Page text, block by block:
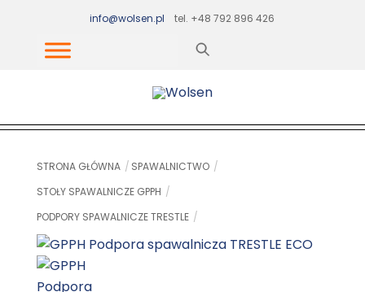
content
info@wolsen.pl tel. +48 792 896 426
STRONA GŁÓWNA
SPAWALNICTWO
STOŁY SPAWALNICZE GPPH
PODPORY SPAWALNICZE TRESTLE